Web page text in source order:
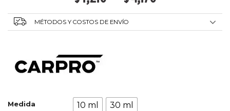
MÉTODOS Y COSTOS DE ENVÍO
Medida 10 ml 30 ml